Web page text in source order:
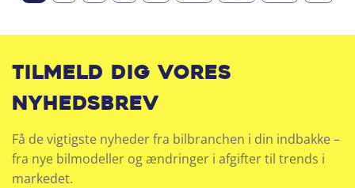
Tilmeld dig vores
nyhedsbrev
Få de vigtigste nyheder fra bilbranchen i din indbakke –
fra nye bilmodeller og ændringer i afgifter til trends i
markedet.